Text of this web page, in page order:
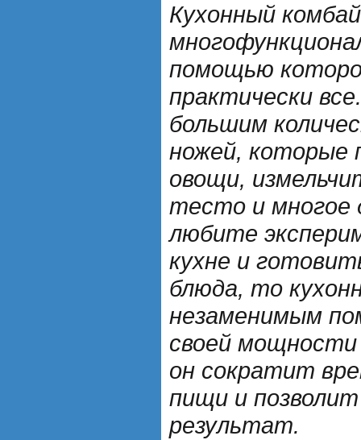
Кухонный
помощью
практически
большим
ножей, которые
овощи,
тесто и многое
любите
кухне и
блюда, то
незаменимым
своей
он сократит
пищи и
результат.